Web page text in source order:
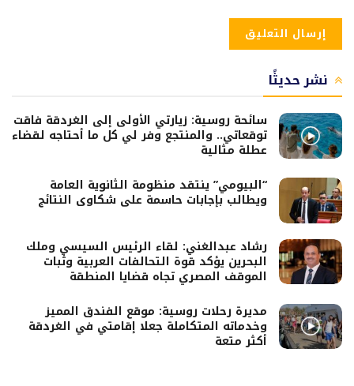
نشر حديثًا
سائحة روسية: زيارتي الأولى إلى الغردقة فاقت
توقعاتي.. والمنتجع وفر لي كل ما أحتاجه لقضاء
عطلة مثالية
“البيومي” ينتقد منظومة الثانوية العامة
ويطالب بإجابات حاسمة على شكاوى النتائج
رشاد عبدالغني: لقاء الرئيس السيسي وملك
البحرين يؤكد قوة التحالفات العربية وثبات
الموقف المصري تجاه قضايا المنطقة
مديرة رحلات روسية: موقع الفندق المميز
وخدماته المتكاملة جعلا إقامتي في الغردقة
أكثر متعة